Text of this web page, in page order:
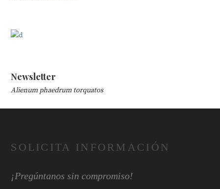
Newsletter
Alienum phaedrum torquatos
SOLICITA INFORMACIÓN
¡Pregúntanos sin compromiso!